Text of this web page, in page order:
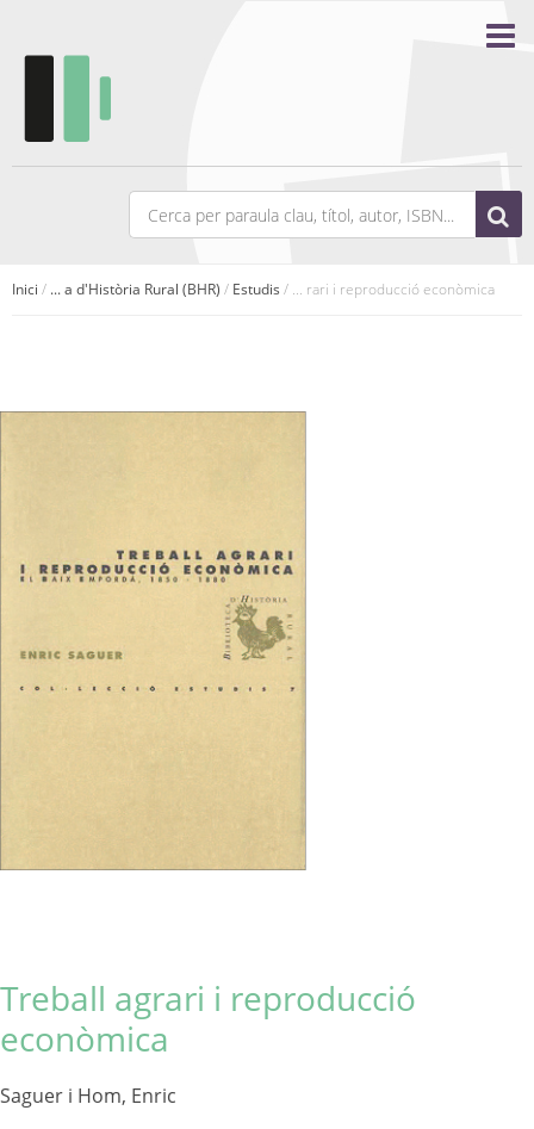
Inici / ... a d'Història Rural (BHR) / Estudis / ... rari i reproducció econòmica
Treball agrari i reproducció
econòmica
Saguer i Hom, Enric